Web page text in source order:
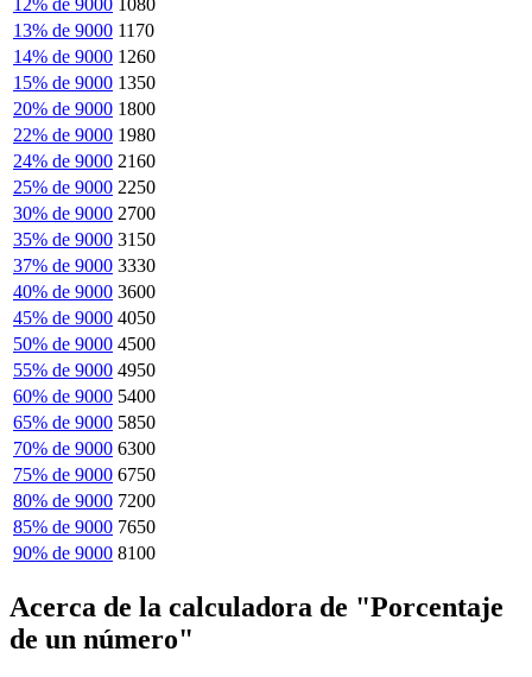
12% de 9000
1080
13% de 9000 1170
14% de 9000 1260
15% de 9000 1350
20% de 9000 1800
22% de 9000 1980
24% de 9000 2160
25% de 9000 2250
30% de 9000 2700
35% de 9000 3150
37% de 9000 3330
40% de 9000 3600
45% de 9000 4050
50% de 9000 4500
55% de 9000 4950
60% de 9000 5400
65% de 9000 5850
70% de 9000 6300
75% de 9000 6750
80% de 9000 7200
85% de 9000 7650
90% de 9000 8100
Acerca de la calculadora de "Porcentaje
de un número"